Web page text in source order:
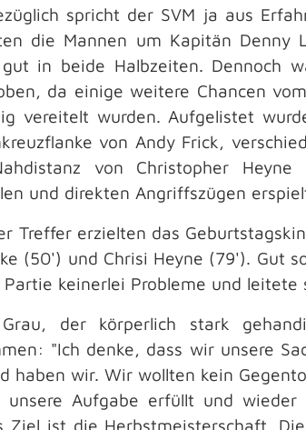
spricht der SVM ja aus
die Mannen um Kapitän
gut in beide Halbzeiten. Dennoch
da einige weitere Chancen
vereitelt wurden. Aufgelistet
von Andy Frick,
von Christopher
und direkten Angriffszügen
Treffer erzielten das
(50') und Chrisi Heyne (79'). Gut
Partie keinerlei Probleme und leitete
der körperlich stark
"Ich denke, dass wir unsere
haben wir. Wir wollten kein
unsere Aufgabe erfüllt und
Ziel ist die Herbstmeisterschaft.